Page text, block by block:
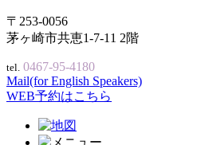
〒253-0056
茅ヶ崎市共恵1-7-11 2階
tel. 0467-95-4180
Mail(for English Speakers)
WEB予約はこちら